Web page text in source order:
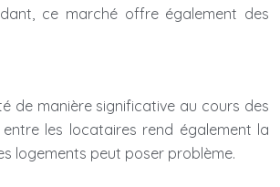
ce marché offre également des
de manière significative au cours des
les locataires rend également la
logements peut poser problème.